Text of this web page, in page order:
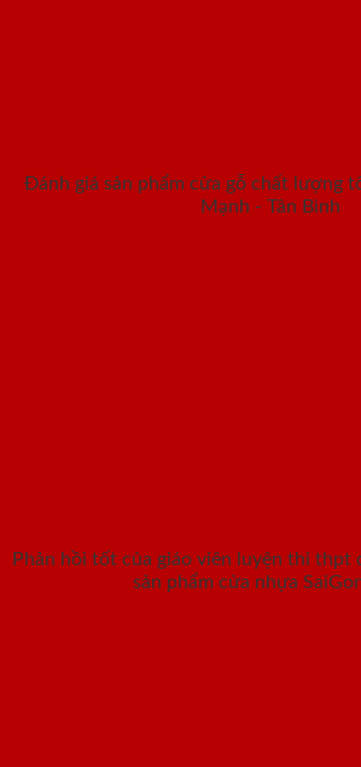
Đánh giá sản phẩm cửa gỗ chất lượng
Mạnh - Tân Bình
Phản hồi tốt của giáo viên luyện thi thpt
sản phẩm cửa nhựa